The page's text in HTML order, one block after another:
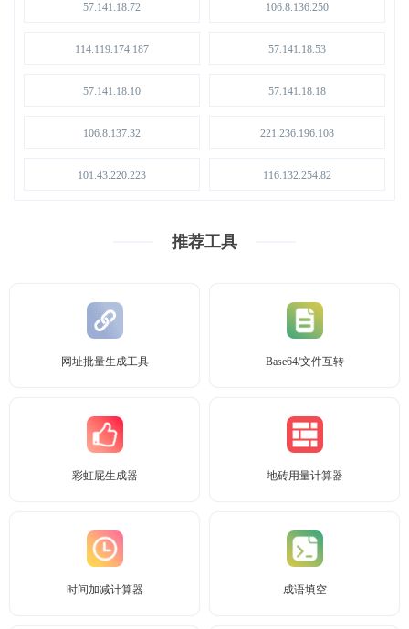
57.141.18.72 106.8.136.250
114.119.174.187 57.141.18.53
57.141.18.10 57.141.18.18
106.8.137.32 221.236.196.108
101.43.220.223 116.132.254.82
推荐工具
网址批量生成工具 Base64/文件互转
彩虹屁生成器 地砖用量计算器
时间加减计算器 成语填空